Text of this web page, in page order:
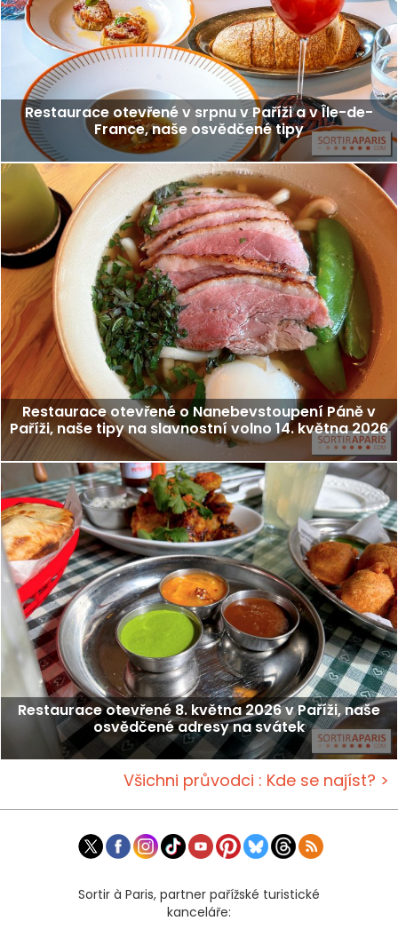
Restaurace otevřené v srpnu v Paříži a v Île-de-
France, naše osvědčené tipy
Restaurace otevřené o Nanebevstoupení Páně v
Paříži, naše tipy na slavnostní volno 14. května 2026
Restaurace otevřené 8. května 2026 v Paříži, naše
osvědčené adresy na svátek
Všichni průvodci : Kde se najíst? >
Sortir à Paris, partner pařížské turistické
kanceláře: